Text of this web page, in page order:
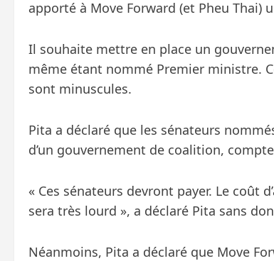
apporté à Move Forward (et Pheu Thai)
Il souhaite mettre en place un
même étant nommé Premier ministre.
sont minuscules.
Pita a déclaré que les sénateurs
d’un gouvernement de coalition,
« Ces sénateurs devront payer. Le coût
sera très lourd », a déclaré Pita sans
Néanmoins, Pita a déclaré que Move